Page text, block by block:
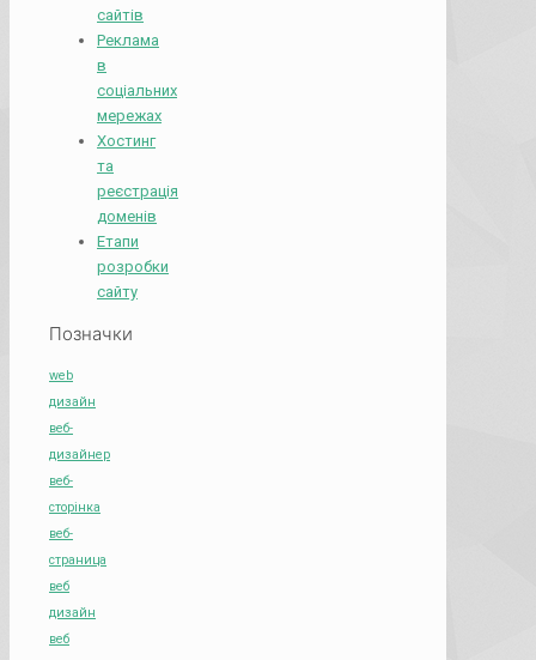
сайтів
Реклама
в
соціальних
мережах
Хостинг
та
реєстрація
доменів
Етапи
розробки
сайту
Позначки
web
дизайн
веб-
дизайнер
веб-
сторінка
веб-
страница
веб
дизайн
веб